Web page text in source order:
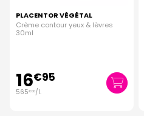
PLACENTOR VÉGÉTAL
Crème contour yeux & lèvres
30ml
16€95
565€00/l.